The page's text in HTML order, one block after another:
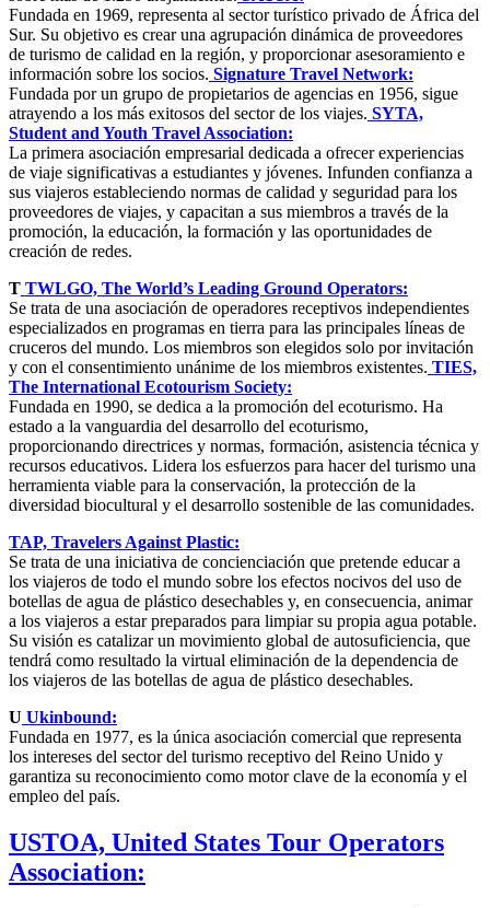
Fundada en 1969, representa al sector turístico privado de África del
Sur. Su objetivo es crear una agrupación dinámica de proveedores
de turismo de calidad en la región, y proporcionar asesoramiento e
información sobre los socios. Signature Travel Network:
Fundada por un grupo de propietarios de agencias en 1956, sigue
atrayendo a los más exitosos del sector de los viajes. SYTA,
Student and Youth Travel Association:
La primera asociación empresarial dedicada a ofrecer experiencias
de viaje significativas a estudiantes y jóvenes. Infunden confianza a
sus viajeros estableciendo normas de calidad y seguridad para los
proveedores de viajes, y capacitan a sus miembros a través de la
promoción, la educación, la formación y las oportunidades de
creación de redes.
T TWLGO, The World’s Leading Ground Operators:
Se trata de una asociación de operadores receptivos independientes
especializados en programas en tierra para las principales líneas de
cruceros del mundo. Los miembros son elegidos solo por invitación
y con el consentimiento unánime de los miembros existentes. TIES,
The International Ecotourism Society:
Fundada en 1990, se dedica a la promoción del ecoturismo. Ha
estado a la vanguardia del desarrollo del ecoturismo,
proporcionando directrices y normas, formación, asistencia técnica y
recursos educativos. Lidera los esfuerzos para hacer del turismo una
herramienta viable para la conservación, la protección de la
diversidad biocultural y el desarrollo sostenible de las comunidades.
TAP, Travelers Against Plastic:
Se trata de una iniciativa de concienciación que pretende educar a
los viajeros de todo el mundo sobre los efectos nocivos del uso de
botellas de agua de plástico desechables y, en consecuencia, animar
a los viajeros a estar preparados para limpiar su propia agua potable.
Su visión es catalizar un movimiento global de autosuficiencia, que
tendrá como resultado la virtual eliminación de la dependencia de
los viajeros de las botellas de agua de plástico desechables.
U Ukinbound:
Fundada en 1977, es la única asociación comercial que representa
los intereses del sector del turismo receptivo del Reino Unido y
garantiza su reconocimiento como motor clave de la economía y el
empleo del país.
USTOA, United States Tour Operators
Association: